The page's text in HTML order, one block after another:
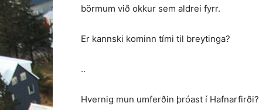
börmum við okkur sem aldrei fyrr.
Er kannski kominn tími til breytinga?
..
Hvernig mun umferðin þróast í Hafnarfirði?